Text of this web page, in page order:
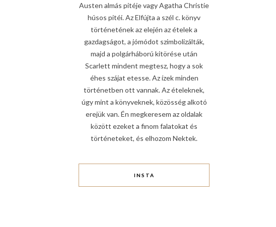
Austen almás pitéje vagy Agatha Christie
húsos pitéi. Az Elfújta a szél c. könyv
történetének az elején az ételek a
gazdagságot, a jómódot szimbolizálták,
majd a polgárháború kitörése után
Scarlett mindent megtesz, hogy a sok
éhes szájat etesse. Az ízek minden
történetben ott vannak. Az ételeknek,
úgy mint a könyveknek, közösség alkotó
erejük van. Én megkeresem az oldalak
között ezeket a finom falatokat és
történeteket, és elhozom Nektek.
INSTA